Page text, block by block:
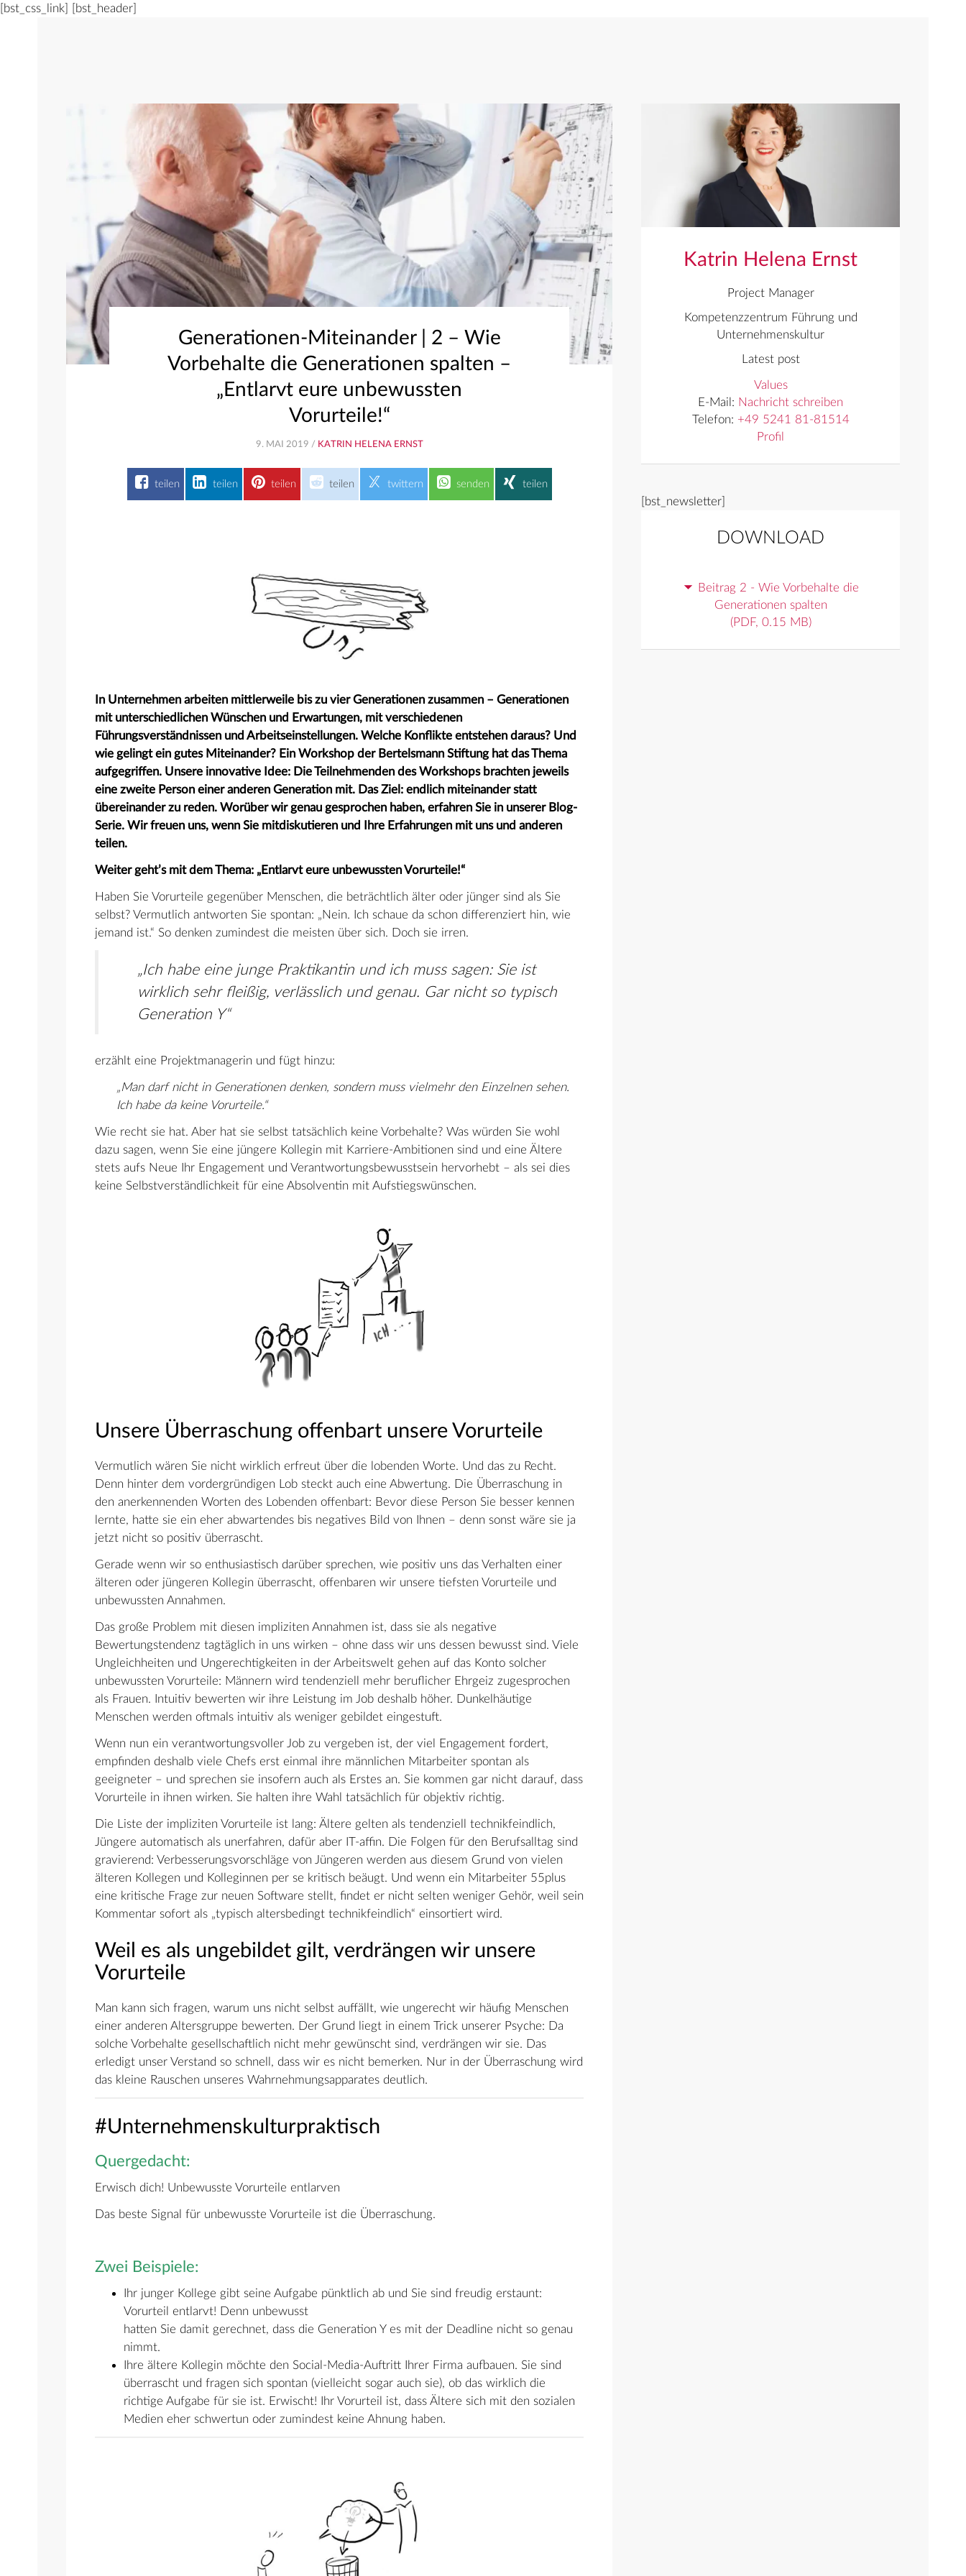
[bst_css_link] [bst_header]
Generationen-Miteinander | 2 – Wie
Vorbehalte die Generationen spalten –
„Entlarvt eure unbewussten
Vorurteile!“
9. MAI 2019 / KATRIN HELENA ERNST
teilen teilen teilen teilen twittern senden teilen
In Unternehmen arbeiten mittlerweile bis zu vier Generationen zusammen – Generationen
mit unterschiedlichen Wünschen und Erwartungen, mit verschiedenen
Führungsverständnissen und Arbeitseinstellungen. Welche Konflikte entstehen daraus? Und
wie gelingt ein gutes Miteinander? Ein Workshop der Bertelsmann Stiftung hat das Thema
aufgegriffen. Unsere innovative Idee: Die Teilnehmenden des Workshops brachten jeweils
eine zweite Person einer anderen Generation mit. Das Ziel: endlich miteinander statt
übereinander zu reden. Worüber wir genau gesprochen haben, erfahren Sie in unserer Blog-
Serie. Wir freuen uns, wenn Sie mitdiskutieren und Ihre Erfahrungen mit uns und anderen
teilen.
Weiter geht’s mit dem Thema: „Entlarvt eure unbewussten Vorurteile!“
Haben Sie Vorurteile gegenüber Menschen, die beträchtlich älter oder jünger sind als Sie
selbst? Vermutlich antworten Sie spontan: „Nein. Ich schaue da schon differenziert hin, wie
jemand ist.“ So denken zumindest die meisten über sich. Doch sie irren.
„Ich habe eine junge Praktikantin und ich muss sagen: Sie ist
wirklich sehr fleißig, verlässlich und genau. Gar nicht so typisch
Generation Y“
erzählt eine Projektmanagerin und fügt hinzu:
„Man darf nicht in Generationen denken, sondern muss vielmehr den Einzelnen sehen.
Ich habe da keine Vorurteile.“
Wie recht sie hat. Aber hat sie selbst tatsächlich keine Vorbehalte? Was würden Sie wohl
dazu sagen, wenn Sie eine jüngere Kollegin mit Karriere-Ambitionen sind und eine Ältere
stets aufs Neue Ihr Engagement und Verantwortungsbewusstsein hervorhebt – als sei dies
keine Selbstverständlichkeit für eine Absolventin mit Aufstiegswünschen.
Unsere Überraschung offenbart unsere Vorurteile
Vermutlich wären Sie nicht wirklich erfreut über die lobenden Worte. Und das zu Recht.
Denn hinter dem vordergründigen Lob steckt auch eine Abwertung. Die Überraschung in
den anerkennenden Worten des Lobenden offenbart: Bevor diese Person Sie besser kennen
lernte, hatte sie ein eher abwartendes bis negatives Bild von Ihnen – denn sonst wäre sie ja
jetzt nicht so positiv überrascht.
Gerade wenn wir so enthusiastisch darüber sprechen, wie positiv uns das Verhalten einer
älteren oder jüngeren Kollegin überrascht, offenbaren wir unsere tiefsten Vorurteile und
unbewussten Annahmen.
Das große Problem mit diesen impliziten Annahmen ist, dass sie als negative
Bewertungstendenz tagtäglich in uns wirken – ohne dass wir uns dessen bewusst sind. Viele
Ungleichheiten und Ungerechtigkeiten in der Arbeitswelt gehen auf das Konto solcher
unbewussten Vorurteile: Männern wird tendenziell mehr beruflicher Ehrgeiz zugesprochen
als Frauen. Intuitiv bewerten wir ihre Leistung im Job deshalb höher. Dunkelhäutige
Menschen werden oftmals intuitiv als weniger gebildet eingestuft.
Wenn nun ein verantwortungsvoller Job zu vergeben ist, der viel Engagement fordert,
empfinden deshalb viele Chefs erst einmal ihre männlichen Mitarbeiter spontan als
geeigneter – und sprechen sie insofern auch als Erstes an. Sie kommen gar nicht darauf, dass
Vorurteile in ihnen wirken. Sie halten ihre Wahl tatsächlich für objektiv richtig.
Die Liste der impliziten Vorurteile ist lang: Ältere gelten als tendenziell technikfeindlich,
Jüngere automatisch als unerfahren, dafür aber IT-affin. Die Folgen für den Berufsalltag sind
gravierend: Verbesserungsvorschläge von Jüngeren werden aus diesem Grund von vielen
älteren Kollegen und Kolleginnen per se kritisch beäugt. Und wenn ein Mitarbeiter 55plus
eine kritische Frage zur neuen Software stellt, findet er nicht selten weniger Gehör, weil sein
Kommentar sofort als „typisch altersbedingt technikfeindlich“ einsortiert wird.
Weil es als ungebildet gilt, verdrängen wir unsere
Vorurteile
Man kann sich fragen, warum uns nicht selbst auffällt, wie ungerecht wir häufig Menschen
einer anderen Altersgruppe bewerten. Der Grund liegt in einem Trick unserer Psyche: Da
solche Vorbehalte gesellschaftlich nicht mehr gewünscht sind, verdrängen wir sie. Das
erledigt unser Verstand so schnell, dass wir es nicht bemerken. Nur in der Überraschung wird
das kleine Rauschen unseres Wahrnehmungsapparates deutlich.
#Unternehmenskulturpraktisch
Quergedacht:
Erwisch dich! Unbewusste Vorurteile entlarven
Das beste Signal für unbewusste Vorurteile ist die Überraschung.
Zwei Beispiele:
Ihr junger Kollege gibt seine Aufgabe pünktlich ab und Sie sind freudig erstaunt:
Vorurteil entlarvt! Denn unbewusst
hatten Sie damit gerechnet, dass die Generation Y es mit der Deadline nicht so genau
nimmt.
Ihre ältere Kollegin möchte den Social-Media-Auftritt Ihrer Firma aufbauen. Sie sind
überrascht und fragen sich spontan (vielleicht sogar auch sie), ob das wirklich die
richtige Aufgabe für sie ist. Erwischt! Ihr Vorurteil ist, dass Ältere sich mit den sozialen
Medien eher schwertun oder zumindest keine Ahnung haben.
Katrin Helena Ernst
Project Manager
Kompetenzzentrum Führung und
Unternehmenskultur
Latest post
Values
E-Mail: Nachricht schreiben
Telefon: +49 5241 81-81514
Profil
[bst_newsletter]
DOWNLOAD
Beitrag 2 - Wie Vorbehalte die
Generationen spalten
(PDF, 0.15 MB)